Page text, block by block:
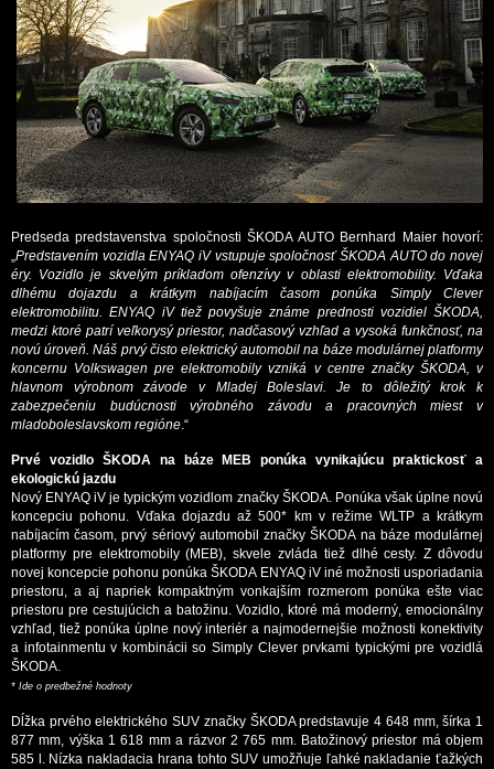
Predseda predstavenstva spoločnosti ŠKODA AUTO Bernhard Maier hovorí:
„Predstavením vozidla ENYAQ iV vstupuje spoločnosť ŠKODA AUTO do novej
éry. Vozidlo je skvelým príkladom ofenzívy v oblasti elektromobility. Vďaka
dlhému dojazdu a krátkym nabíjacím časom ponúka Simply Clever
elektromobilitu. ENYAQ iV tiež povyšuje známe prednosti vozidiel ŠKODA,
medzi ktoré patrí veľkorysý priestor, nadčasový vzhľad a vysoká funkčnosť, na
novú úroveň. Náš prvý čisto elektrický automobil na báze modulárnej platformy
koncernu Volkswagen pre elektromobily vzniká v centre značky ŠKODA, v
hlavnom výrobnom závode v Mladej Boleslavi. Je to dôležitý krok k
zabezpečeniu budúcnosti výrobného závodu a pracovných miest v
mladoboleslavskom regióne.“
Prvé vozidlo ŠKODA na báze MEB ponúka vynikajúcu praktickosť a
ekologickú jazdu
Nový ENYAQ iV je typickým vozidlom značky ŠKODA. Ponúka však úplne novú
koncepciu pohonu. Vďaka dojazdu až 500* km v režime WLTP a krátkym
nabíjacím časom, prvý sériový automobil značky ŠKODA na báze modulárnej
platformy pre elektromobily (MEB), skvele zvláda tiež dlhé cesty. Z dôvodu
novej koncepcie pohonu ponúka ŠKODA ENYAQ iV iné možnosti usporiadania
priestoru, a aj napriek kompaktným vonkajším rozmerom ponúka ešte viac
priestoru pre cestujúcich a batožinu. Vozidlo, ktoré má moderný, emocionálny
vzhľad, tiež ponúka úplne nový interiér a najmodernejšie možnosti konektivity
a infotainmentu v kombinácii so Simply Clever prvkami typickými pre vozidlá
ŠKODA.
* Ide o predbežné hodnoty
Dĺžka prvého elektrického SUV značky ŠKODA predstavuje 4 648 mm, šírka 1
877 mm, výška 1 618 mm a rázvor 2 765 mm. Batožinový priestor má objem
585 l. Nízka nakladacia hrana tohto SUV umožňuje ľahké nakladanie ťažkých